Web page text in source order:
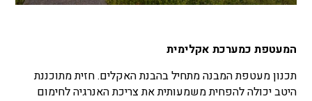
המעטפת כמערכת אקלימית
תכנון מעטפת המבנה מתחיל בהבנת האקלים. חזית מתוכננת
היטב יכולה להפחית משמעותית את צריכת האנרגיה לחימום